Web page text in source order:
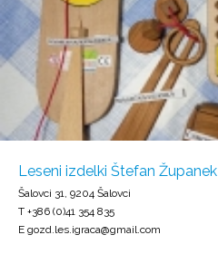
Leseni izdelki Štefan Županek
Šalovci 31, 9204 Šalovci
T +386 (0)41 354 835
E gozd.les.igraca@gmail.com